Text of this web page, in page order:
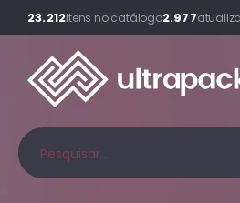
23.212itens no catálogo2.977